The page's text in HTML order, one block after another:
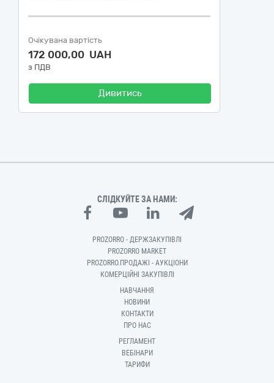
Очікувана вартість
172 000,00 UAH
з ПДВ
Дивитись
СЛІДКУЙТЕ ЗА НАМИ:
PROZORRO - ДЕРЖЗАКУПІВЛІ
PROZORRO MARKET
PROZORRO.ПРОДАЖІ - АУКЦІОНИ
КОМЕРЦІЙНІ ЗАКУПІВЛІ
НАВЧАННЯ
НОВИНИ
КОНТАКТИ
ПРО НАС
РЕГЛАМЕНТ
ВЕБІНАРИ
ТАРИФИ